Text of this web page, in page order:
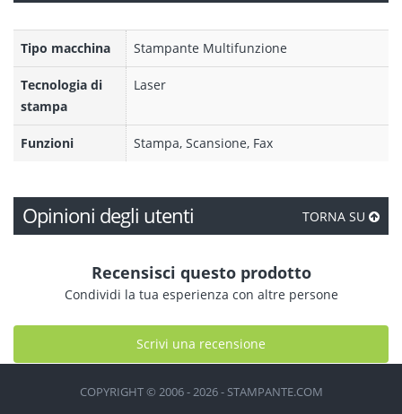
Tipo macchina Stampante Multifunzione
Tecnologia di
stampa
Laser
Funzioni Stampa, Scansione, Fax
Opinioni degli utenti TORNA SU
Recensisci questo prodotto
Condividi la tua esperienza con altre persone
Scrivi una recensione
COPYRIGHT © 2006 - 2026 - STAMPANTE.COM